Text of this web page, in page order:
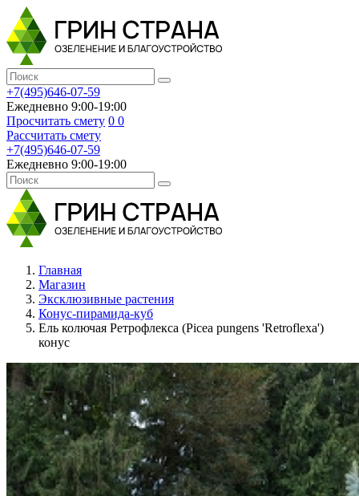
+7(495)646-07-59
Ежедневно 9:00-19:00
Просчитать смету 0 0
Рассчитать смету
+7(495)646-07-59
Ежедневно 9:00-19:00
Главная
Магазин
Эксклюзивные растения
Конус-пирамида-куб
Ель колючая Ретрофлекса (Picea pungens 'Retroflexa')
конус